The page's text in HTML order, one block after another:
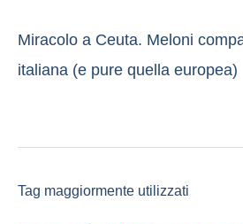
Miracolo a Ceuta. Meloni
italiana (e pure quella europea)
Tag maggiormente utilizzati